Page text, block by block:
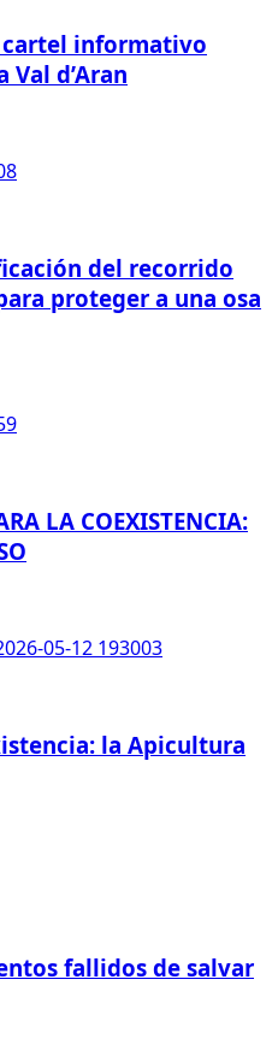
informativo
d’Aran
del recorrido
proteger a una osa
LA COEXISTENCIA:
la Apicultura
fallidos de salvar